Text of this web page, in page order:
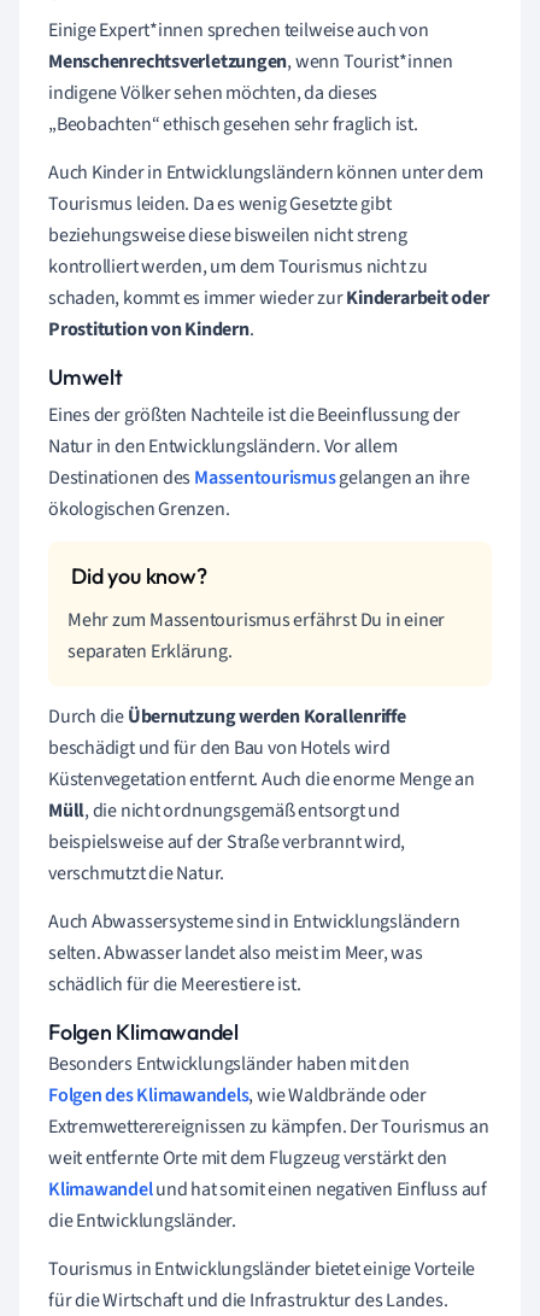
Einige Expert*innen sprechen teilweise auch von
Menschenrechtsverletzungen, wenn Tourist*innen
indigene Völker sehen möchten, da dieses
„Beobachten“ ethisch gesehen sehr fraglich ist.
Auch Kinder in Entwicklungsländern können unter dem
Tourismus leiden. Da es wenig Gesetzte gibt
beziehungsweise diese bisweilen nicht streng
kontrolliert werden, um dem Tourismus nicht zu
schaden, kommt es immer wieder zurKinderarbeit oder
Prostitution von Kindern.
Umwelt
Eines der größten Nachteile ist die Beeinflussung der
Natur in den Entwicklungsländern. Vor allem
Destinationen desMassentourismusgelangen an ihre
ökologischen Grenzen.
Mehr zum Massentourismus erfährst Du in einer
separaten Erklärung.
Durch dieÜbernutzung werden Korallenriffe
beschädigt und für den Bau von Hotels wird
Küstenvegetation entfernt. Auch die enorme Menge an
Müll, die nicht ordnungsgemäß entsorgt und
beispielsweise auf der Straße verbrannt wird,
verschmutzt die Natur.
Auch Abwassersysteme sind in Entwicklungsländern
selten. Abwasser landet also meist im Meer, was
schädlich für die Meerestiere ist.
Folgen Klimawandel
Besonders Entwicklungsländer haben mit den
Folgen des Klimawandels, wie Waldbrände oder
Extremwetterereignissen zu kämpfen. Der Tourismus an
weit entfernte Orte mit dem Flugzeug verstärkt den
Klimawandelund hat somit einen negativen Einfluss auf
die Entwicklungsländer.
Tourismus in Entwicklungsländer bietet einige Vorteile
für die Wirtschaft und die Infrastruktur des Landes.